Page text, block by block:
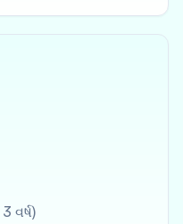
વર્ષ)